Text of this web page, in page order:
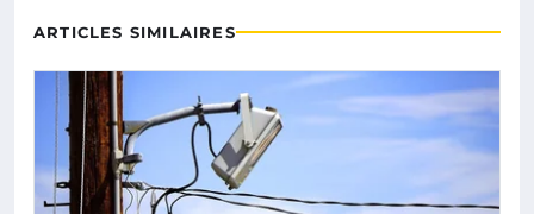
ARTICLES SIMILAIRES